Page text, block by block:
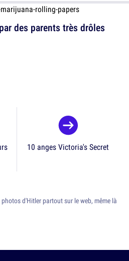
des parents très drôles
10 anges Victoria's Secret
photos d'Hitler partout sur le web, même là